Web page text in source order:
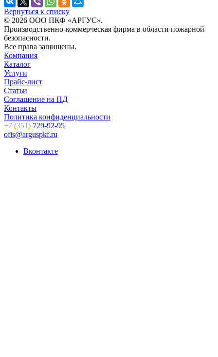
Вернуться к списку
© 2026 ООО ПКФ «АРГУС».
Производственно-коммерческая фирма в области пожарной
безопасности.
Все права защищены.
Компания
Каталог
Услуги
Прайс-лист
Статьи
Соглашение на ПД
Контакты
Политика конфиденциальности
+7 (351) 729-92-95
ofis@arguspkf.ru
Вконтакте